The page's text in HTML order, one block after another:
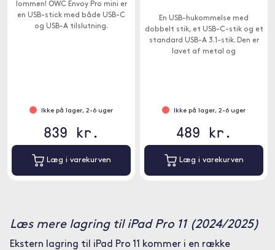
lommen! OWC Envoy Pro mini er
en USB-stick med både USB-C
og USB-A tilslutning.
Ikke på lager, 2-6 uger
839 kr.
Læg i varekurven
En USB-hukommelse med
dobbelt stik, et USB-C-stik og et
standard USB-A 3.1-stik. Den er
lavet af metal og
Ikke på lager, 2-6 uger
489 kr.
Læg i varekurven
Læs mere lagring til iPad Pro 11 (2024/2025)
Ekstern lagring til iPad Pro 11 kommer i en række